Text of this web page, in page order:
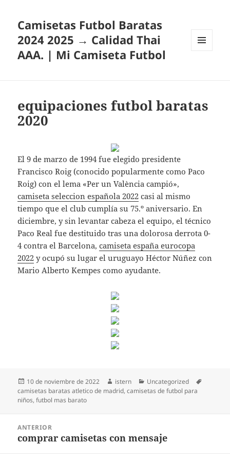
Camisetas Futbol Baratas
2024 2025 → Calidad Thai
AAA. | Mi Camiseta Futbol
equipaciones futbol baratas
2020
El 9 de marzo de 1994 fue elegido presidente
Francisco Roig (conocido popularmente como Paco
Roig) con el lema «Per un València campió»,
camiseta seleccion española 2022 casi al mismo
tiempo que el club cumplía su 75.º aniversario. En
diciembre, y sin levantar cabeza el equipo, el técnico
Paco Real fue destituido tras una dolorosa derrota 0-
4 contra el Barcelona,camiseta españa eurocopa
2022 y ocupó su lugar el uruguayo Héctor Núñez con
Mario Alberto Kempes como ayudante.
Publicado
el
10 de noviembre de 2022 Autor
istern Categorías
Uncategorized
camisetas baratas atletico de madrid,camisetas de futbol para
niños,futbol mas barato
entradas
ANTERIOR
Entrada
comprar camisetas con mensaje